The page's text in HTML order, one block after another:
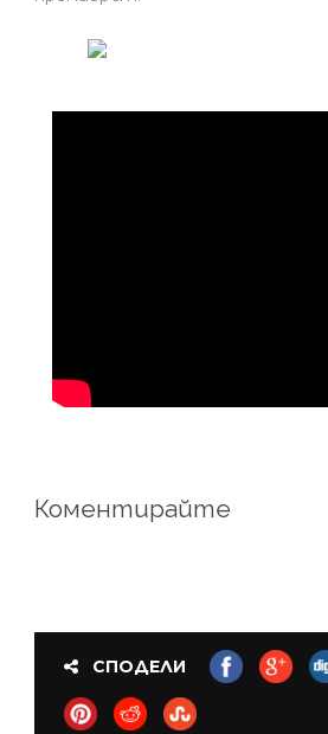
Коментирайте
СПОДЕЛИ